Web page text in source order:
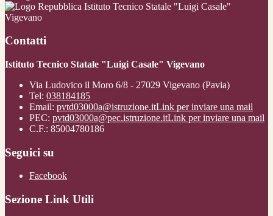
Istituto Tecnico Statale "Luigi Casale"
Vigevano
Contatti
Istituto Tecnico Statale "Luigi Casale" Vigevano
Via Ludovico il Moro 6/8 - 27029 Vigevano (Pavia)
Tel: 038184185
Email: pvtd03000a@istruzione.itLink per inviare una mail
PEC: pvtd03000a@pec.istruzione.itLink per inviare una mail
C.F.: 85004780186
Seguici su
Facebook
Sezione Link Utili